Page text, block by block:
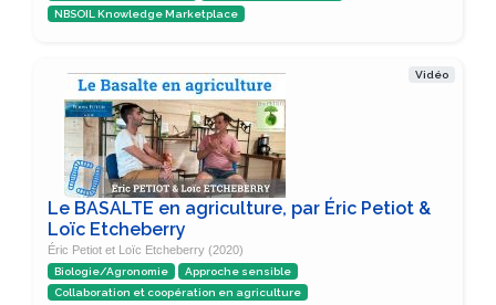
NBSOIL Knowledge Marketplace
Vidéo
Le BASALTE en agriculture, par Éric Petiot &
Loïc Etcheberry
Éric Petiot et Loïc Etcheberry (2020)
Biologie/Agronomie
Approche sensible
Collaboration et coopération en agriculture